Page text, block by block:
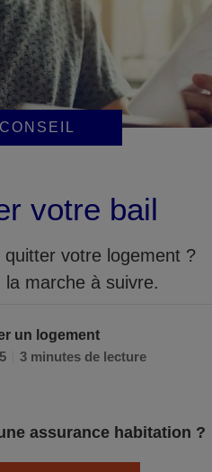
CONSEIL
un logement
3 minutes de lecture
votre bail
quitter votre logement ?
la marche à suivre.
assurance habitation ?